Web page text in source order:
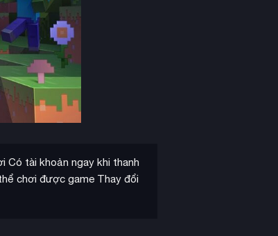
Có tài khoản ngay khi thanh
chơi được game Thay đổi